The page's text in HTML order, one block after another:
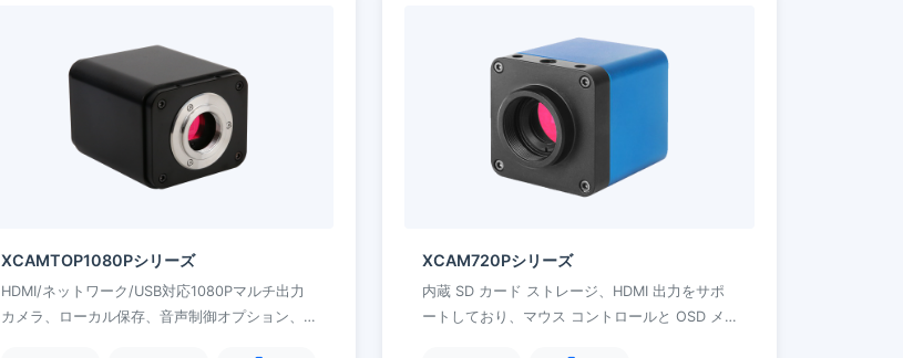
XCAMTOP1080Pシリーズ
HDMI/ネットワーク/USB対応1080Pマルチ出力
カメラ、ローカル保存、音声制御オプション、
XCAM720Pシリーズ
内蔵 SD カード ストレージ、HDMI 出力をサポ
ートしており、マウス コントロールと OSD メ